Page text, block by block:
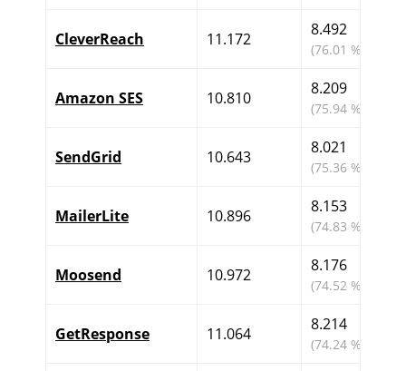
CleverReach 11.172 8.492
(76.01 %)
Amazon SES 10.810 8.209
(75.94 %)
SendGrid 10.643 8.021
(75.36 %)
MailerLite 10.896 8.153
(74.83 %)
Moosend 10.972 8.176
(74.52 %)
GetResponse 11.064 8.214
(74.24 %)